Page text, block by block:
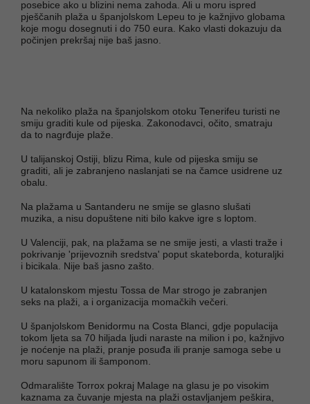
posebice ako u blizini nema zahoda. Ali u moru ispred
pješčanih plaža u španjolskom Lepeu to je kažnjivo globama
koje mogu dosegnuti i do 750 eura. Kako vlasti dokazuju da
počinjen prekršaj nije baš jasno.
Na nekoliko plaža na španjolskom otoku Tenerifeu turisti ne
smiju graditi kule od pijeska. Zakonodavci, očito, smatraju
da to nagrđuje plaže.
U talijanskoj Ostiji, blizu Rima, kule od pijeska smiju se
graditi, ali je zabranjeno naslanjati se na čamce usidrene uz
obalu.
Na plažama u Santanderu ne smije se glasno slušati
muzika, a nisu dopuštene niti bilo kakve igre s loptom.
U Valenciji, pak, na plažama se ne smije jesti, a vlasti traže i
pokrivanje 'prijevoznih sredstva' poput skateborda, koturaljki
i bicikala. Nije baš jasno zašto.
U katalonskom mjestu Tossa de Mar strogo je zabranjen
seks na plaži, a i organizacija momačkih večeri.
U španjolskom Benidormu na Costa Blanci, gdje populacija
tokom ljeta sa 70 hiljada ljudi naraste na milion i po, kažnjivo
je noćenje na plaži, pranje posuđa ili pranje samoga sebe u
moru sapunom ili šamponom.
Odmaralište Torrox pokraj Malage na glasu je po visokim
kaznama za čuvanje mjesta na plaži ostavljanjem peškira,